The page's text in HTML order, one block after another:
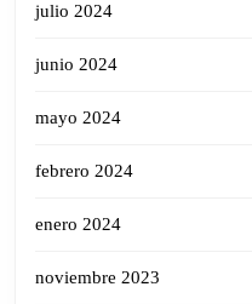
julio 2024
junio 2024
mayo 2024
febrero 2024
enero 2024
noviembre 2023